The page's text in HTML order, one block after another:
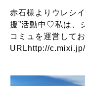
赤石様よりウレシ
援”活動中♡私は、
コミュを運営して
URLhttp://